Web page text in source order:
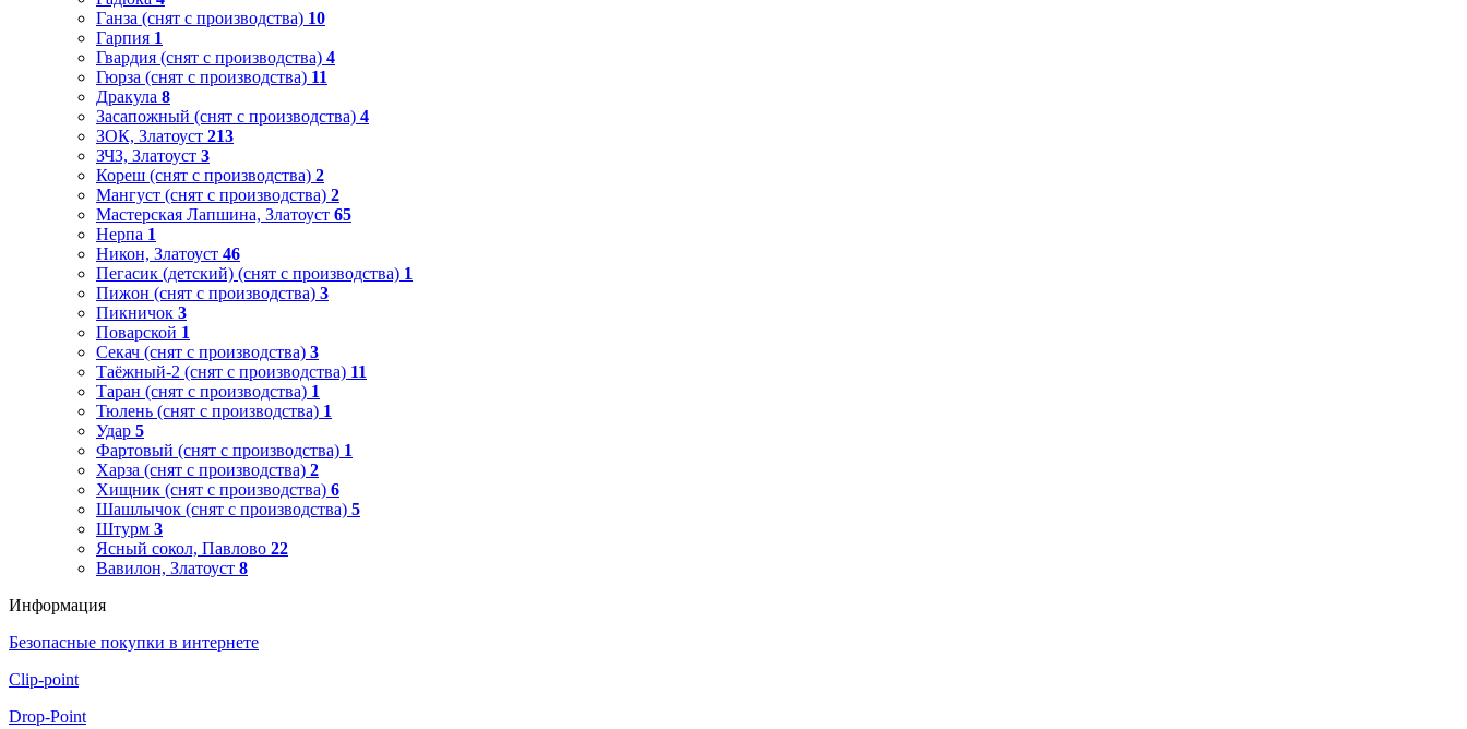
Ганза (снят с производства) 10
Гарпия 1
Гвардия (снят с производства) 4
Гюрза (снят с производства) 11
Дракула 8
Засапожный (снят с производства) 4
ЗОК, Златоуст 213
ЗЧЗ, Златоуст 3
Кореш (снят с производства) 2
Мангуст (снят с производства) 2
Мастерская Лапшина, Златоуст 65
Нерпа 1
Никон, Златоуст 46
Пегасик (детский) (снят с производства) 1
Пижон (снят с производства) 3
Пикничок 3
Поварской 1
Секач (снят с производства) 3
Таёжный-2 (снят с производства) 11
Таран (снят с производства) 1
Тюлень (снят с производства) 1
Удар 5
Фартовый (снят с производства) 1
Харза (снят с производства) 2
Хищник (снят с производства) 6
Шашлычок (снят с производства) 5
Штурм 3
Ясный сокол, Павлово 22
Вавилон, Златоуст 8
Информация
Безопасные покупки в интернете
Clip-point
Drop-Point